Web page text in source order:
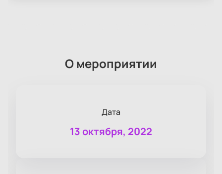
О мероприятии
Дата
13 октября, 2022